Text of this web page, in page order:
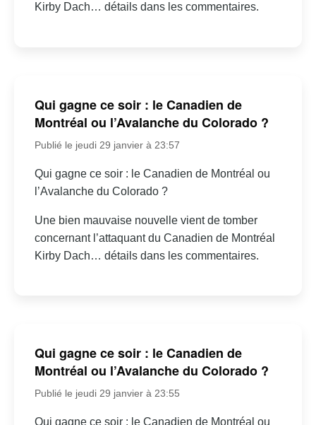
Kirby Dach… détails dans les commentaires.
Qui gagne ce soir : le Canadien de
Montréal ou l’Avalanche du Colorado ?
Publié le jeudi 29 janvier à 23:57
Qui gagne ce soir : le Canadien de Montréal ou
l’Avalanche du Colorado ?
Une bien mauvaise nouvelle vient de tomber
concernant l’attaquant du Canadien de Montréal
Kirby Dach… détails dans les commentaires.
Qui gagne ce soir : le Canadien de
Montréal ou l’Avalanche du Colorado ?
Publié le jeudi 29 janvier à 23:55
Qui gagne ce soir : le Canadien de Montréal ou